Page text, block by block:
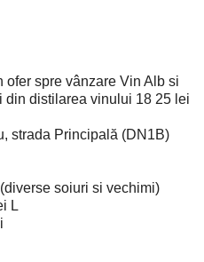
ofer spre vânzare Vin Alb si
din distilarea vinului 18 25 lei
strada Principală (DN1B)
soiuri si vechimi)
L